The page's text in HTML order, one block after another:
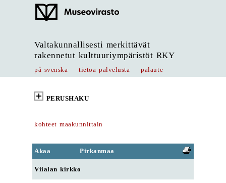
Valtakunnallisesti merkittävät
rakennetut kulttuuriympäristöt RKY
på svenska tietoa palvelusta palaute
PERUSHAKU
kohteet maakunnittain
Akaa Pirkanmaa
Viialan kirkko